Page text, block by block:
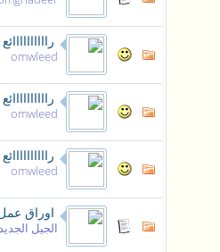
omwleed
omwleed
omwleed
اوراق
الجيل